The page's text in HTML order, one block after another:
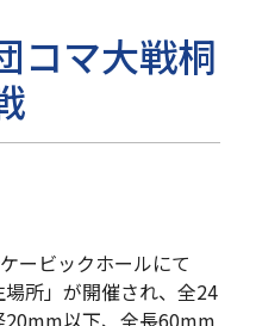
コマ大戦桐
ービックホールにて
場所」が開催され、全24
20mm以下、全長60mm